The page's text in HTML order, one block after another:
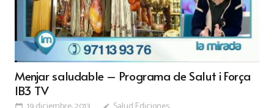
Menjar saludable – Programa de Salut i Força
IB3 TV